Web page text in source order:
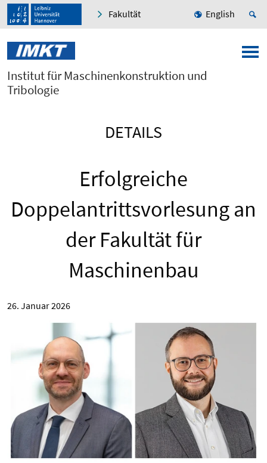
Fakultät English
Institut für Maschinenkonstruktion und
Tribologie
DETAILS
Erfolgreiche
Doppelantrittsvorlesung an
der Fakultät für
Maschinenbau
26. Januar 2026